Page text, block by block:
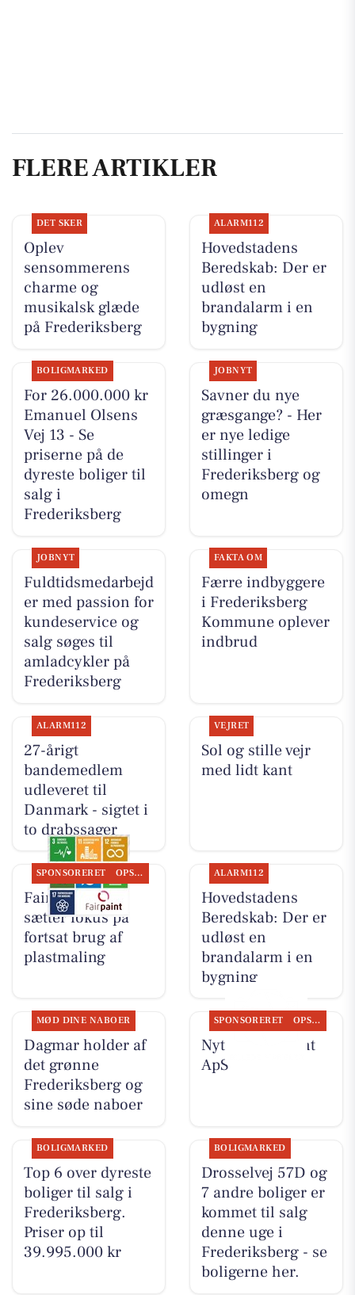
FLERE ARTIKLER
DET SKER
Oplev
sensommerens
charme og
musikalsk glæde
på Frederiksberg
ALARM112
Hovedstadens
Beredskab: Der er
udløst en
brandalarm i en
bygning
BOLIGMARKED
For 26.000.000 kr
Emanuel Olsens
Vej 13 - Se
priserne på de
dyreste boliger til
salg i
Frederiksberg
JOBNYT
Savner du nye
græsgange? - Her
er nye ledige
stillinger i
Frederiksberg og
omegn
JOBNYT
Fuldtidsmedarbejd
er med passion for
kundeservice og
salg søges til
amladcykler på
Frederiksberg
FAKTA OM
Færre indbyggere
i Frederiksberg
Kommune oplever
indbrud
ALARM112
27-årigt
bandemedlem
udleveret til
Danmark - sigtet i
to drabssager
VEJRET
Sol og stille vejr
med lidt kant
SPONSORERET OPSLAGSTAVLEN
Fairpaint ApS
sætter fokus på
fortsat brug af
plastmaling
ALARM112
Hovedstadens
Beredskab: Der er
udløst en
brandalarm i en
bygning
MØD DINE NABOER
Dagmar holder af
det grønne
Frederiksberg og
sine søde naboer
SPONSORERET OPSLAGSTAVLEN
Nyt fra Fairpaint
ApS
BOLIGMARKED
Top 6 over dyreste
boliger til salg i
Frederiksberg.
Priser op til
39.995.000 kr
BOLIGMARKED
Drosselvej 57D og
7 andre boliger er
kommet til salg
denne uge i
Frederiksberg - se
boligerne her.